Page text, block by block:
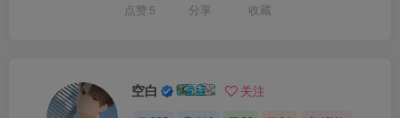
点赞 5 分享 收藏
空白 关注